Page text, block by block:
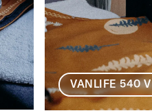
VANLIFE 540 V